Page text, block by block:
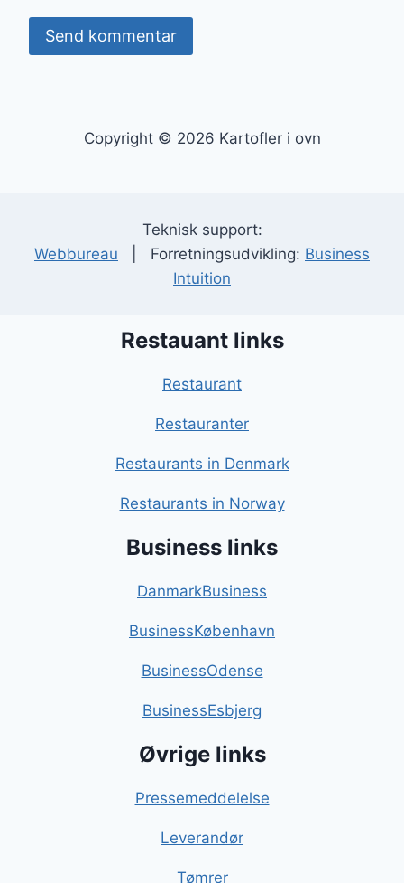
Copyright © 2026 Kartofler i ovn
Teknisk support:
Webbureau | Forretningsudvikling: Business
Intuition
Restauant links
Restaurant
Restauranter
Restaurants in Denmark
Restaurants in Norway
Business links
DanmarkBusiness
BusinessKøbenhavn
BusinessOdense
BusinessEsbjerg
Øvrige links
Pressemeddelelse
Leverandør
Tømrer